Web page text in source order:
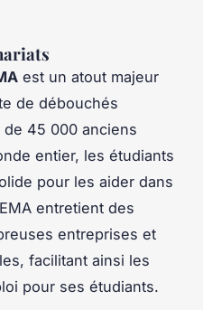
est un atout majeur
de débouchés
45 000 anciens
entier, les étudiants
pour les aider dans
entretient des
entreprises et
facilitant ainsi les
pour ses étudiants.